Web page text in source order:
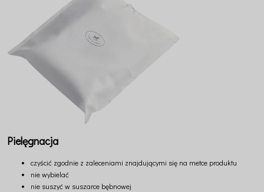
Pielęgnacja
czyścić zgodnie z zaleceniami znajdującymi się na metce produktu
nie wybielać
nie suszyć w suszarce bębnowej